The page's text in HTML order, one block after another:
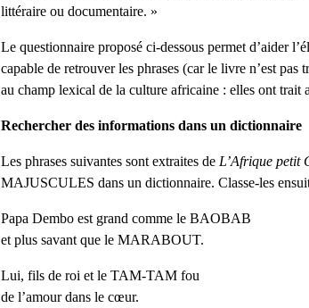
littéraire ou documentaire. »
Le questionnaire proposé ci-dessous permet d’aider
capable de retrouver les phrases (car le livre n’est
au champ lexical de la culture africaine : elles ont trait
Rechercher des informations dans un dictionnaire
Les phrases suivantes sont extraites de L’Afrique petit
MAJUSCULES dans un dictionnaire. Classe-les
Papa Dembo est grand comme le BAOBAB
et plus savant que le MARABOUT.
Lui, fils de roi et le TAM-TAM fou
de l’amour dans le cœur.